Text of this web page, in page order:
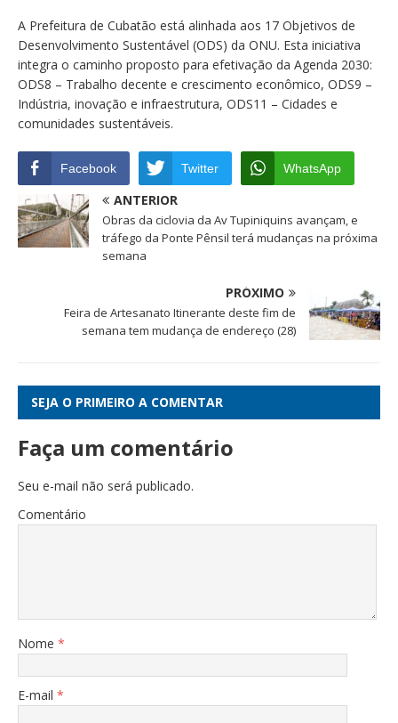
A Prefeitura de Cubatão está alinhada aos 17 Objetivos de
Desenvolvimento Sustentável (ODS) da ONU. Esta iniciativa
integra o caminho proposto para efetivação da Agenda 2030:
ODS8 – Trabalho decente e crescimento econômico, ODS9 –
Indústria, inovação e infraestrutura, ODS11 – Cidades e
comunidades sustentáveis.
Facebook Twitter WhatsApp
ANTERIOR
Obras da ciclovia da Av Tupiniquins avançam, e
tráfego da Ponte Pênsil terá mudanças na próxima
semana
PRÓXIMO
Feira de Artesanato Itinerante deste fim de
semana tem mudança de endereço (28)
SEJA O PRIMEIRO A COMENTAR
Faça um comentário
Seu e-mail não será publicado.
Comentário
Nome *
E-mail *